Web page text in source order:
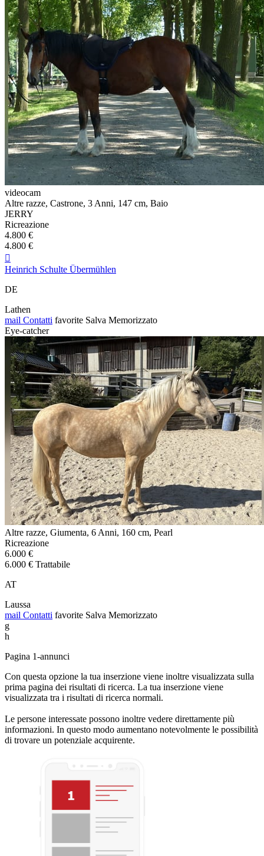
videocam
Altre razze, Castrone, 3 Anni, 147 cm, Baio
JERRY
Ricreazione
4.800 €
4.800 €

Heinrich Schulte Übermühlen
DE
Lathen
mail Contatti favorite Salva Memorizzato
Eye-catcher
Altre razze, Giumenta, 6 Anni, 160 cm, Pearl
Ricreazione
6.000 €
6.000 € Trattabile
AT
Laussa
mail Contatti favorite Salva Memorizzato
g
h
Pagina 1-annunci
Con questa opzione la tua inserzione viene inoltre visualizzata sulla
prima pagina dei risultati di ricerca. La tua inserzione viene
visualizzata tra i risultati di ricerca normali.
Le persone interessate possono inoltre vedere direttamente più
informazioni. In questo modo aumentano notevolmente le possibilità
di trovare un potenziale acquirente.